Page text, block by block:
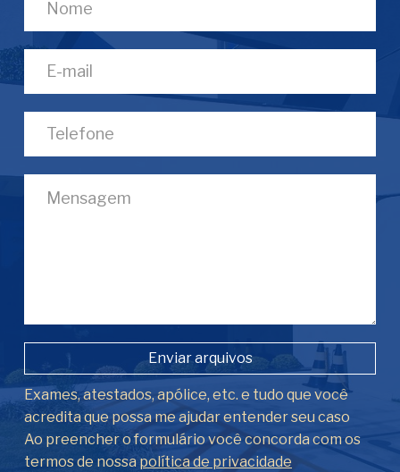
Enviar arquivos
Exames, atestados, apólice, etc. e tudo que você
acredita que possa me ajudar entender seu caso
Ao preencher o formulário você concorda com os
termos de nossa política de privacidade